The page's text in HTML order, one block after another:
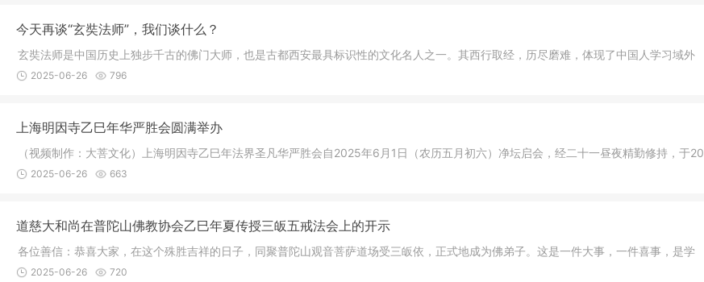
今天再谈“玄奘法师”，我们谈什么？
玄奘法师是中国历史上独步千古的佛门大师，也是古都西安最具标识性的文化名人之一。其西行取经，历尽磨难，体现了中国人学习域外
2025-06-26 796
上海明因寺乙巳年华严胜会圆满举办
（视频制作：大菩文化）上海明因寺乙巳年法界圣凡华严胜会自2025年6月1日（农历五月初六）净坛启会，经二十一昼夜精勤修持，于20
2025-06-26 663
道慈大和尚在普陀山佛教协会乙巳年夏传授三皈五戒法会上的开示
各位善信：恭喜大家，在这个殊胜吉祥的日子，同聚普陀山观音菩萨道场受三皈依，正式地成为佛弟子。这是一件大事，一件喜事，是学
2025-06-26 720